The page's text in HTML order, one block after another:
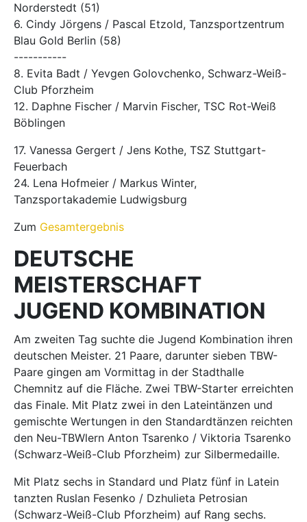
Norderstedt (51)
6. Cindy Jörgens / Pascal Etzold, Tanzsportzentrum
Blau Gold Berlin (58)
-----------
8. Evita Badt / Yevgen Golovchenko, Schwarz-Weiß-
Club Pforzheim
12. Daphne Fischer / Marvin Fischer, TSC Rot-Weiß
Böblingen
17. Vanessa Gergert / Jens Kothe, TSZ Stuttgart-
Feuerbach
24. Lena Hofmeier / Markus Winter,
Tanzsportakademie Ludwigsburg
Zum Gesamtergebnis
DEUTSCHE
MEISTERSCHAFT
JUGEND KOMBINATION
Am zweiten Tag suchte die Jugend Kombination ihren
deutschen Meister. 21 Paare, darunter sieben TBW-
Paare gingen am Vormittag in der Stadthalle
Chemnitz auf die Fläche. Zwei TBW-Starter erreichten
das Finale. Mit Platz zwei in den Lateintänzen und
gemischte Wertungen in den Standardtänzen reichten
den Neu-TBWlern Anton Tsarenko / Viktoria Tsarenko
(Schwarz-Weiß-Club Pforzheim) zur Silbermedaille.
Mit Platz sechs in Standard und Platz fünf in Latein
tanzten Ruslan Fesenko / Dzhulieta Petrosian
(Schwarz-Weiß-Club Pforzheim) auf Rang sechs.